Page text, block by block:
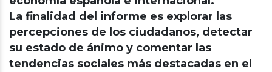
La finalidad del informe es explorar las
percepciones de los ciudadanos, detectar
su estado de ánimo y comentar las
tendencias sociales más destacadas en el